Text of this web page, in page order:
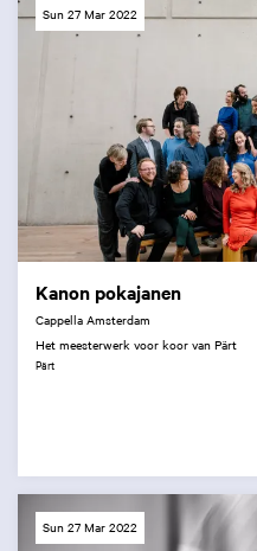
Kanon pokajanen
Cappella Amsterdam
Het meesterwerk voor koor van Pärt
Pärt
Sun 27 Mar 2022
Sun 27 Mar 2022